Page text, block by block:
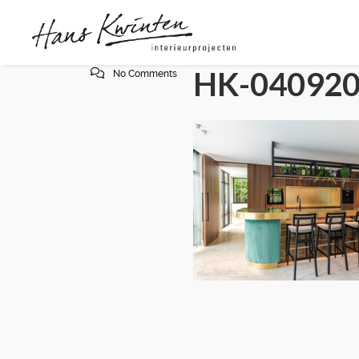
No Comments HK-